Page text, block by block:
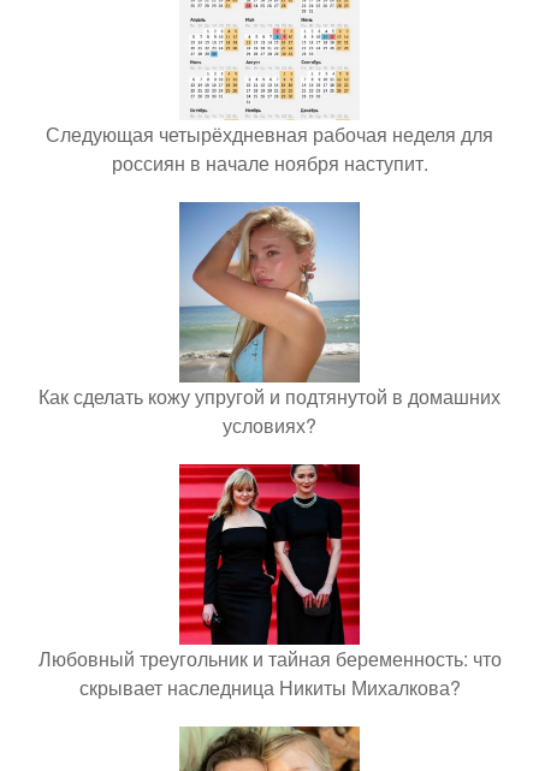
Следующая четырёхдневная рабочая неделя для
россиян в начале ноября наступит.
Как сделать кожу упругой и подтянутой в домашних
условиях?
Любовный треугольник и тайная беременность: что
скрывает наследница Никиты Михалкова?